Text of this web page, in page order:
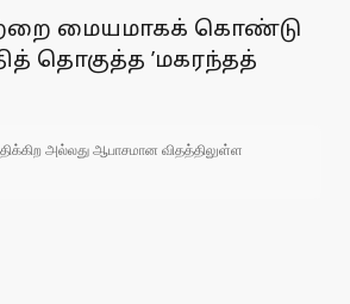
மையமாகக் கொண்டு
தொகுத்த ’மகரந்தத்
அல்லது ஆபாசமான விதத்திலுள்ள